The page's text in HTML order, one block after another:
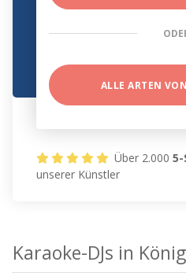
ALLE ARTEN
Über 2.000
unserer Künstler
Karaoke-DJs in